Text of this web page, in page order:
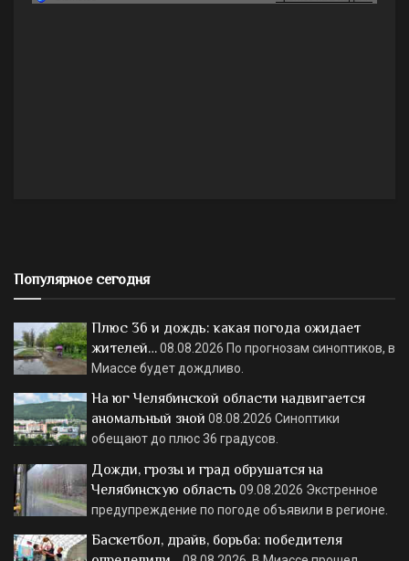
Популярное сегодня
Плюс 36 и дождь: какая погода ожидает
жителей…08.08.2026 По прогнозам синоптиков, в
Миассе будет дождливо.
На юг Челябинской области надвигается
аномальный зной 08.08.2026 Синоптики
обещают до плюс 36 градусов.
Дожди, грозы и град обрушатся на
Челябинскую область 09.08.2026 Экстренное
предупреждение по погоде объявили в регионе.
Баскетбол, драйв, борьба: победителя